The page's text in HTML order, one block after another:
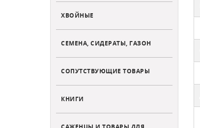
ХВОЙНЫЕ
СЕМЕНА, СИДЕРАТЫ, ГАЗОН
СОПУТСТВУЮЩИЕ ТОВАРЫ
КНИГИ
САЖЕНЦЫ И ТОВАРЫ ДЛЯ